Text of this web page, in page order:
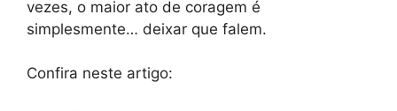
vezes, o maior ato de coragem é
simplesmente… deixar que falem.
Confira neste artigo: